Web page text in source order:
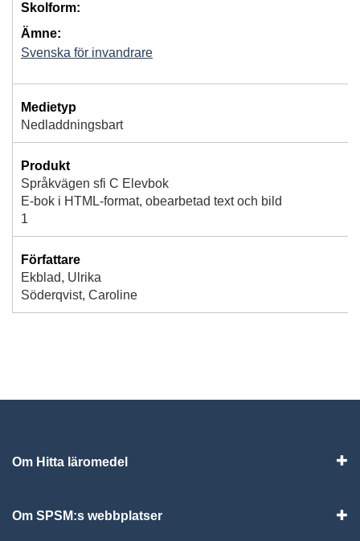
Skolform:
Ämne:
Svenska för invandrare
Medietyp
Nedladdningsbart
Produkt
Språkvägen sfi C Elevbok
E-bok i HTML-format, obearbetad text och bild
1
Författare
Ekblad, Ulrika
Söderqvist, Caroline
Om Hitta läromedel
Om SPSM:s webbplatser